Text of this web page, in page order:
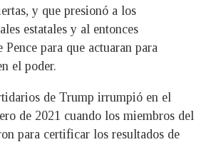
y que presionó a los
estatales y al entonces
para que actuaran para
el poder.
de Trump irrumpió en el
de 2021 cuando los miembros del
para certificar los resultados de